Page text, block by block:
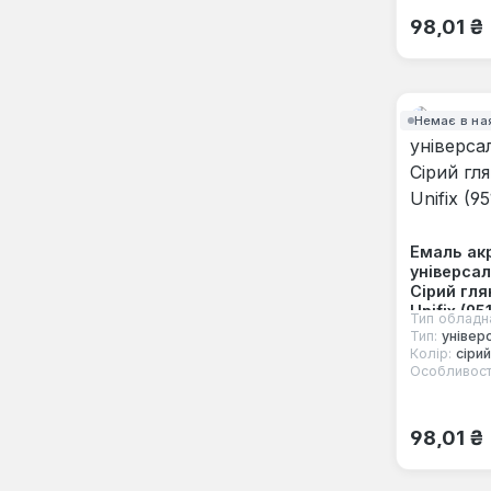
98,01 ₴
Немає в
Емаль
Сірий
Unifix
Тип
Тип:
Колір: сірий
98,01 ₴